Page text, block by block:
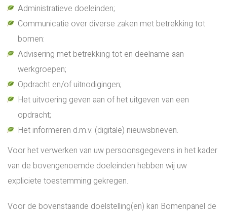
Administratieve doeleinden;
Communicatie over diverse zaken met betrekking tot
bomen:
Advisering met betrekking tot en deelname aan
werkgroepen;
Opdracht en/of uitnodigingen;
Het uitvoering geven aan of het uitgeven van een
opdracht;
Het informeren d.m.v. (digitale) nieuwsbrieven.
Voor het verwerken van uw persoonsgegevens in het kader
van de bovengenoemde doeleinden hebben wij uw
expliciete toestemming gekregen.
Voor de bovenstaande doelstelling(en) kan Bomenpanel de